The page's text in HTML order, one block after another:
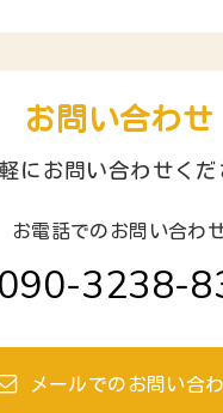
お問い合わせ
にお問い合わせくだ
お電話でのお問い合わ
090-3238-
メールでのお問い合